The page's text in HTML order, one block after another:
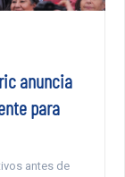
anuncia
para
antes de